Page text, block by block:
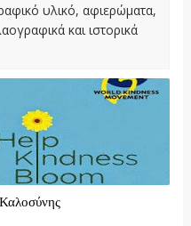
υλικό, αφιερώματα,
και ιστορικά